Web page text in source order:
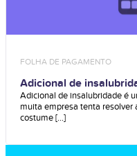
FOLHA DE PAGAMENTO
Adicional de
direito? Como calcular?
Adicional de insalubridade é
muita empresa tenta resolver
costume [...]